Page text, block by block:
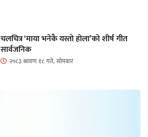
चलचित्र ‘माया भनेकै यस्तो होला’को शीर्ष गीत
सार्वजनिक
२०८३ श्रावण १८ गते, सोमबार